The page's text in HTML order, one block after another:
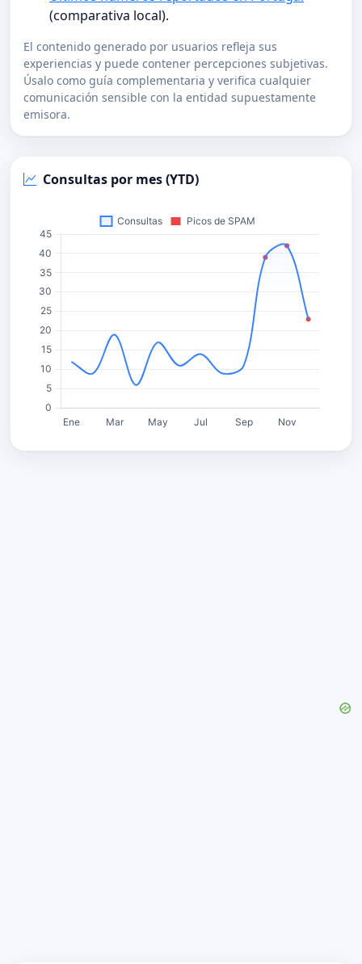
(comparativa local).
El contenido generado por usuarios refleja sus
experiencias y puede contener percepciones subjetivas.
Úsalo como guía complementaria y verifica cualquier
comunicación sensible con la entidad supuestamente
emisora.
Consultas por mes (YTD)